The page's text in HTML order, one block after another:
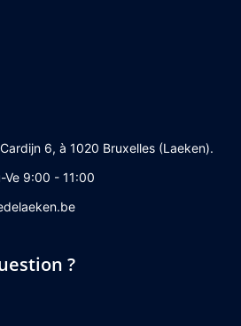
6, à 1020 Bruxelles (Laeken).
9:00 - 11:00
?